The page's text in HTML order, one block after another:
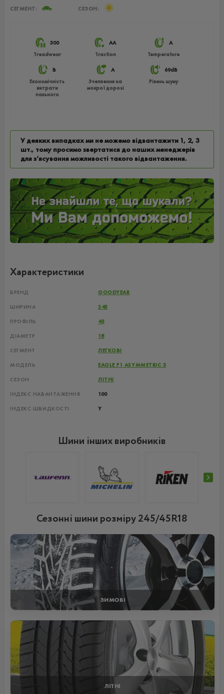
300
Treadwear
АА
Traction
A
Temperature
B
Економічність
витрати
пального
A
Зчеплення на
мокрої дорозі
69dB
Рівень шуму
СЕГМЕНТ: СЕЗОН:
У деяких випадках ми не можемо відвантажити 1, 2, 3
шт., тому просимо звертатися до наших менеджерів
для з’ясування можливості такого відвантаження.
Характеристики
БРЕНД GOODYEAR
ШИРИНА 245
ПРОФІЛЬ 45
ДІАМЕТР 18
СЕГМЕНТ ЛЕГКОВІ
МОДЕЛЬ EAGLE F1 ASYMMETRIC 3
СЕЗОН ЛІТНІ
ІНДЕКС НАВАНТАЖЕННЯ 100
ІНДЕКС ШВИДКОСТІ Y
Шини інших виробників
Сезонні шини розміру 245/45R18
ЗИМОВІ
ЛІТНІ